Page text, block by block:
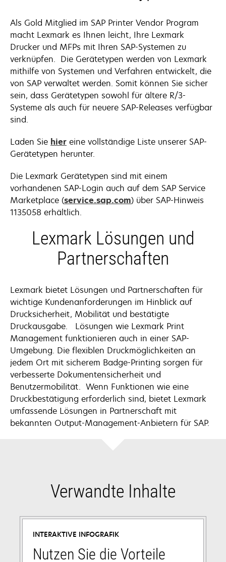
Als Gold Mitglied im SAP Printer Vendor Program
macht Lexmark es Ihnen leicht, Ihre Lexmark
Drucker und MFPs mit Ihren SAP-Systemen zu
verknüpfen. Die Gerätetypen werden von Lexmark
mithilfe von Systemen und Verfahren entwickelt, die
von SAP verwaltet werden. Somit können Sie sicher
sein, dass Gerätetypen sowohl für ältere R/3-
Systeme als auch für neuere SAP-Releases verfügbar
sind.
Laden Sie hier eine vollständige Liste unserer SAP-
Gerätetypen herunter.
Die Lexmark Gerätetypen sind mit einem
vorhandenen SAP-Login auch auf dem SAP Service
Marketplace (service.sap.com) über SAP-Hinweis
1135058 erhältlich.
Lexmark Lösungen und
Partnerschaften
Lexmark bietet Lösungen und Partnerschaften für
wichtige Kundenanforderungen im Hinblick auf
Drucksicherheit, Mobilität und bestätigte
Druckausgabe. Lösungen wie Lexmark Print
Management funktionieren auch in einer SAP-
Umgebung. Die flexiblen Druckmöglichkeiten an
jedem Ort mit sicherem Badge-Printing sorgen für
verbesserte Dokumentensicherheit und
Benutzermobilität. Wenn Funktionen wie eine
Druckbestätigung erforderlich sind, bietet Lexmark
umfassende Lösungen in Partnerschaft mit
bekannten Output-Management-Anbietern für SAP.
Verwandte Inhalte
INTERAKTIVE INFOGRAFIK
Nutzen Sie die Vorteile